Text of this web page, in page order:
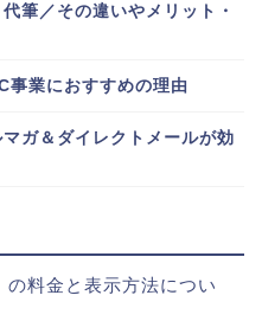
筆／その違いやメリット・
事業におすすめの理由
ガ＆ダイレクトメールが効
の料金と表示方法につい